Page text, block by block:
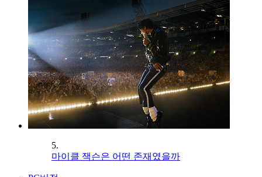
5.
마이클 잭슨은 어떤 존재였을까